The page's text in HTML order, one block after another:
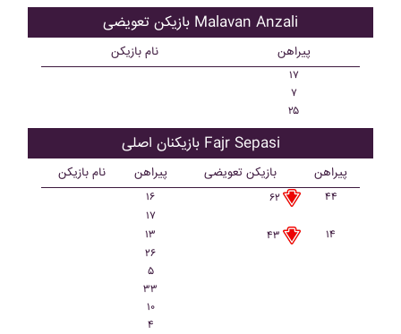
بازیکن تعویضی Malavan Anzali
نام بازیکن پیراهن
۱۷
۷
۲۵
بازیکنان اصلی Fajr Sepasi
نام بازیکن پیراهن بازیکن تعویضی پیراهن
۱۶ ۶۲
۴۴
۱۷
۱۳
۴۳
۱۴
۲۶
۵
۳۳
۱۰
۴